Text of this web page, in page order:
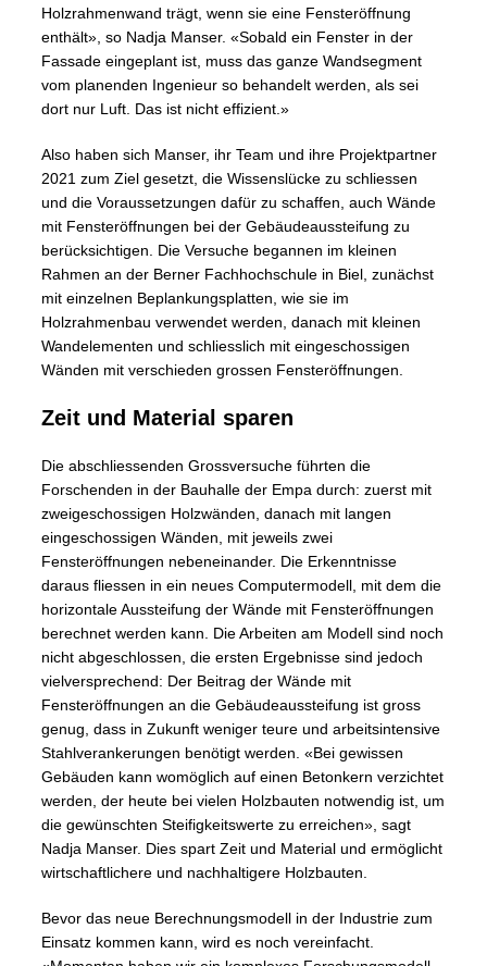
Holzrahmenwand trägt, wenn sie eine Fensteröffnung
enthält», so Nadja Manser. «Sobald ein Fenster in der
Fassade eingeplant ist, muss das ganze Wandsegment
vom planenden Ingenieur so behandelt werden, als sei
dort nur Luft. Das ist nicht effizient.»
Also haben sich Manser, ihr Team und ihre Projektpartner
2021 zum Ziel gesetzt, die Wissenslücke zu schliessen
und die Voraussetzungen dafür zu schaffen, auch Wände
mit Fensteröffnungen bei der Gebäudeaussteifung zu
berücksichtigen. Die Versuche begannen im kleinen
Rahmen an der Berner Fachhochschule in Biel, zunächst
mit einzelnen Beplankungsplatten, wie sie im
Holzrahmenbau verwendet werden, danach mit kleinen
Wandelementen und schliesslich mit eingeschossigen
Wänden mit verschieden grossen Fensteröffnungen.
Zeit und Material sparen
Die abschliessenden Grossversuche führten die
Forschenden in der Bauhalle der Empa durch: zuerst mit
zweigeschossigen Holzwänden, danach mit langen
eingeschossigen Wänden, mit jeweils zwei
Fensteröffnungen nebeneinander. Die Erkenntnisse
daraus fliessen in ein neues Computermodell, mit dem die
horizontale Aussteifung der Wände mit Fensteröffnungen
berechnet werden kann. Die Arbeiten am Modell sind noch
nicht abgeschlossen, die ersten Ergebnisse sind jedoch
vielversprechend: Der Beitrag der Wände mit
Fensteröffnungen an die Gebäudeaussteifung ist gross
genug, dass in Zukunft weniger teure und arbeitsintensive
Stahlverankerungen benötigt werden. «Bei gewissen
Gebäuden kann womöglich auf einen Betonkern verzichtet
werden, der heute bei vielen Holzbauten notwendig ist, um
die gewünschten Steifigkeitswerte zu erreichen», sagt
Nadja Manser. Dies spart Zeit und Material und ermöglicht
wirtschaftlichere und nachhaltigere Holzbauten.
Bevor das neue Berechnungsmodell in der Industrie zum
Einsatz kommen kann, wird es noch vereinfacht.